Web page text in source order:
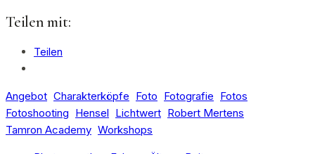
Teilen mit:
Teilen
Angebot Charakterköpfe Foto Fotografie Fotos
Fotoshooting Hensel Lichtwert Robert Mertens
Tamron Academy Workshops